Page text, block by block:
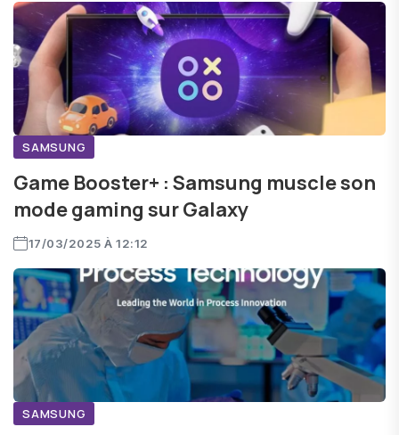
SAMSUNG
Game Booster+ : Samsung muscle son
mode gaming sur Galaxy
17/03/2025 À 12:12
SAMSUNG